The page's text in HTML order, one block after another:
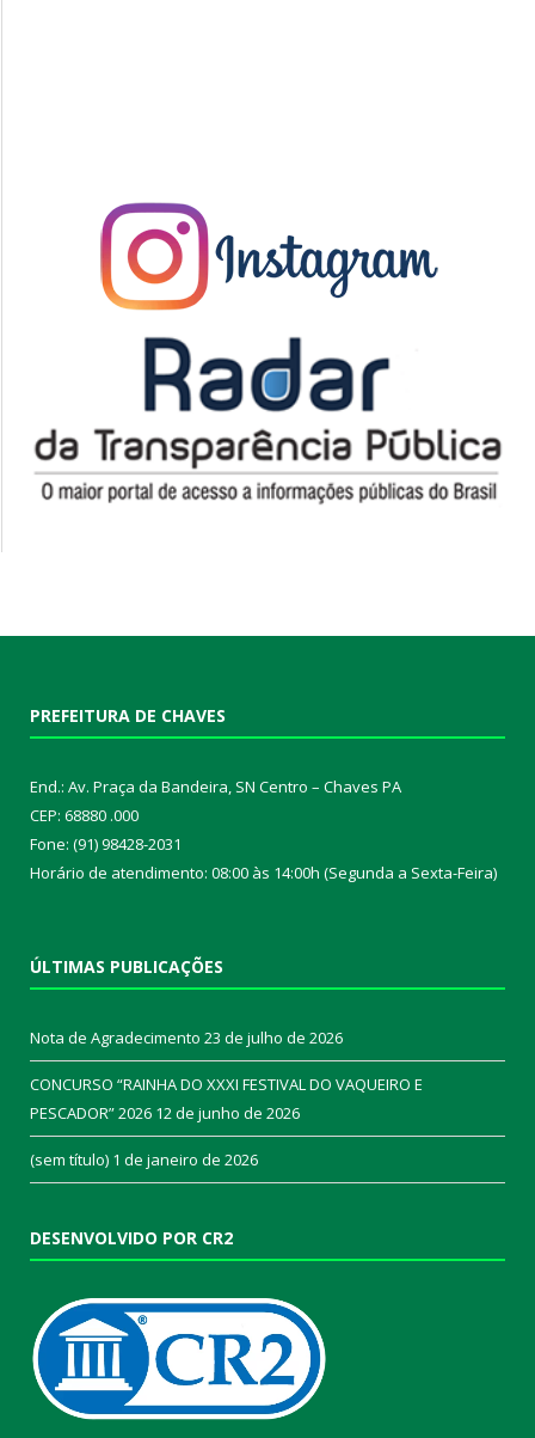
PREFEITURA DE CHAVES
End.: Av. Praça da Bandeira, SN Centro – Chaves PA
CEP: 68880 .000
Fone: (91) 98428-2031
Horário de atendimento: 08:00 às 14:00h (Segunda a Sexta-Feira)
ÚLTIMAS PUBLICAÇÕES
Nota de Agradecimento 23 de julho de 2026
CONCURSO “RAINHA DO XXXI FESTIVAL DO VAQUEIRO E
PESCADOR” 2026 12 de junho de 2026
(sem título) 1 de janeiro de 2026
DESENVOLVIDO POR CR2